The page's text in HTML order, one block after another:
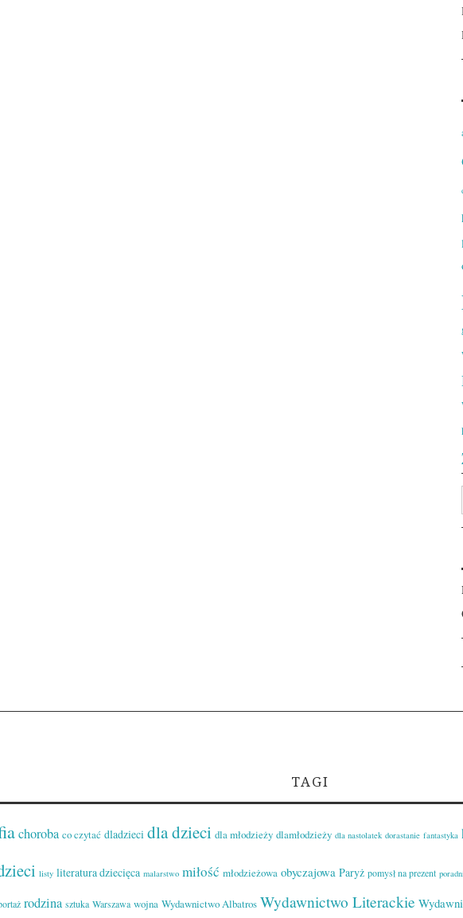
TAGI
choroba co czytać dladzieci dla dzieci dla młodzieży dlamłodzieży dla nastolatek dorastanie fantastyka
listy literatura dziecięca malarstwo miłość młodzieżowa obyczajowa Paryż pomysł na prezent
rodzina sztuka Warszawa wojna Wydawnictwo Albatros Wydawnictwo Literackie